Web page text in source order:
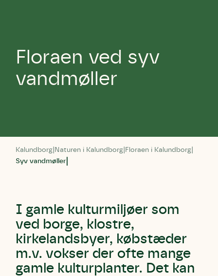
Floraen ved syv
vandmøller
Kalundborg Naturen i Kalundborg Floraen i Kalundborg
Syv vandmøller
I gamle kulturmiljøer som
ved borge, klostre,
kirkelandsbyer, købstæder
m.v. vokser der ofte mange
gamle kulturplanter. Det kan